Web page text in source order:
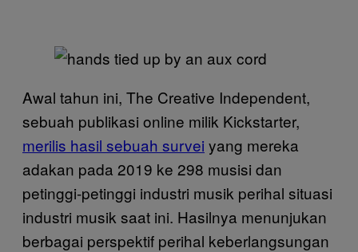
Awal tahun ini, The Creative Independent,
sebuah publikasi online milik Kickstarter,
merilis hasil sebuah survei yang mereka
adakan pada 2019 ke 298 musisi dan
petinggi-petinggi industri musik perihal situasi
industri musik saat ini. Hasilnya menunjukan
berbagai perspektif perihal keberlangsungan